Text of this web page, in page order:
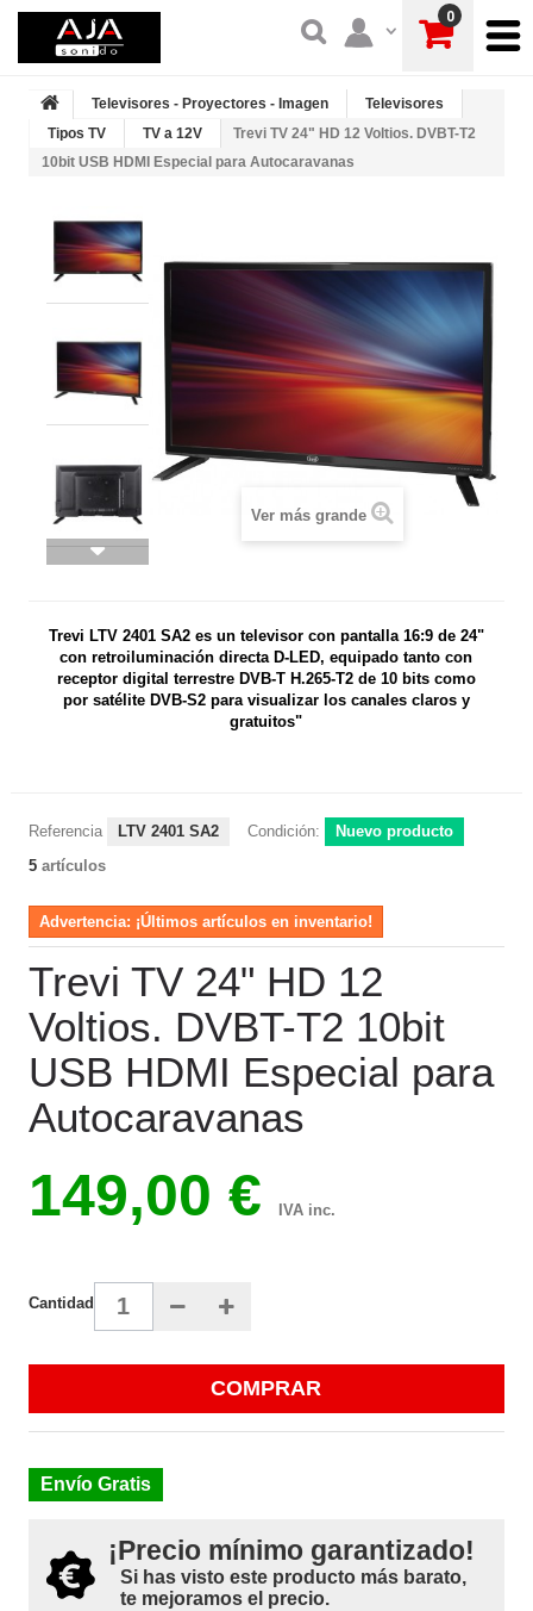
0
Televisores - Proyectores - Imagen
Televisores
Tipos TV
TV a 12V
Trevi TV 24" HD 12 Voltios. DVBT-T2
10bit USB HDMI Especial para Autocaravanas
Ver más grande
Trevi LTV 2401 SA2 es un televisor con pantalla 16:9 de 24"
con retroiluminación directa D-LED, equipado tanto con
receptor digital terrestre DVB-T H.265-T2 de 10 bits como
por satélite DVB-S2 para visualizar los canales claros y
gratuitos"
Referencia LTV 2401 SA2 Condición:
Nuevo producto
5 artículos
Advertencia: ¡Últimos artículos en inventario!
Trevi TV 24" HD 12
Voltios. DVBT-T2 10bit
USB HDMI Especial para
Autocaravanas
149,00 € IVA inc.
Cantidad
COMPRAR
Envío Gratis
¡Precio mínimo garantizado!
Si has visto este producto más barato,
te mejoramos el precio.